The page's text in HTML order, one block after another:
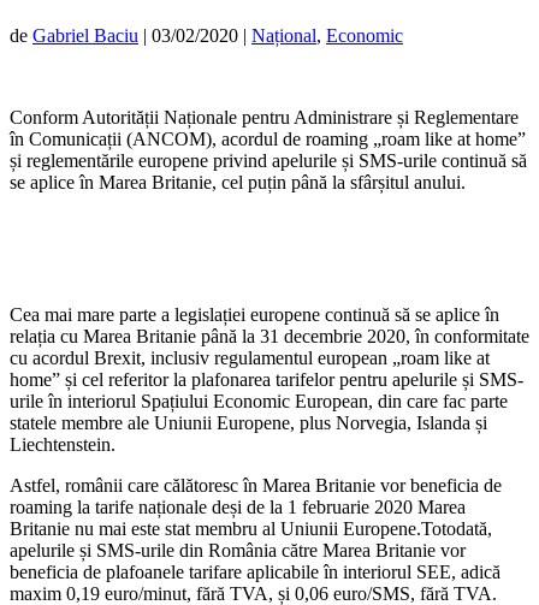
de Gabriel Baciu | 03/02/2020 | Național, Economic
Conform Autorității Naționale pentru Administrare și Reglementare
în Comunicații (ANCOM), acordul de roaming „roam like at home”
și reglementările europene privind apelurile și SMS-urile continuă să
se aplice în Marea Britanie, cel puțin până la sfârșitul anului.
Cea mai mare parte a legislației europene continuă să se aplice în
relația cu Marea Britanie până la 31 decembrie 2020, în conformitate
cu acordul Brexit, inclusiv regulamentul european „roam like at
home” și cel referitor la plafonarea tarifelor pentru apelurile și SMS-
urile în interiorul Spațiului Economic European, din care fac parte
statele membre ale Uniunii Europene, plus Norvegia, Islanda și
Liechtenstein.
Astfel, românii care călătoresc în Marea Britanie vor beneficia de
roaming la tarife naționale deși de la 1 februarie 2020 Marea
Britanie nu mai este stat membru al Uniunii Europene.Totodată,
apelurile și SMS-urile din România către Marea Britanie vor
beneficia de plafoanele tarifare aplicabile în interiorul SEE, adică
maxim 0,19 euro/minut, fără TVA, și 0,06 euro/SMS, fără TVA.